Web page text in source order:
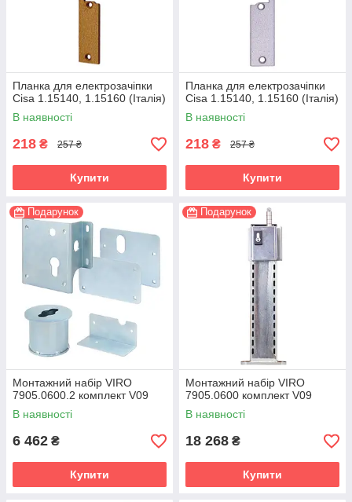
Планка для електрозачіпки
Cisa 1.15140, 1.15160 (Італія)
В наявності
218 ₴ 257 ₴
Купити
Планка для електрозачіпки
Cisa 1.15140, 1.15160 (Італія)
В наявності
218 ₴ 257 ₴
Купити
Подарунок
Монтажний набір VIRO
7905.0600.2 комплект V09
В наявності
6 462 ₴
Купити
Подарунок
Монтажний набір VIRO
7905.0600 комплект V09
В наявності
18 268 ₴
Купити